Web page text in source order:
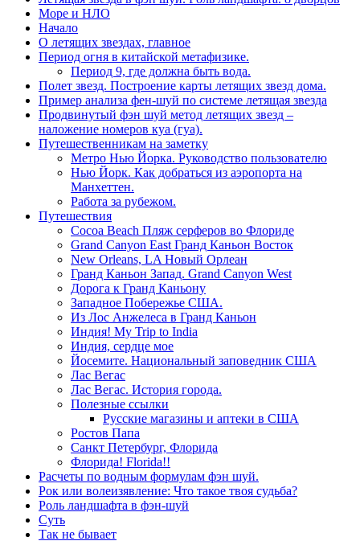
Море и НЛО
Начало
О летящих звездах, главное
Период огня в китайской метафизике.
Период 9, где должна быть вода.
Полет звезд. Построение карты летящих звезд дома.
Пример анализа фен-шуй по системе летящая звезда
Продвинутый фэн шуй метод летящих звезд –
наложение номеров куа (гуа).
Путешественникам на заметку
Метро Нью Йорка. Руководство пользователю
Нью Йорк. Как добраться из аэропорта на
Манхеттен.
Работа за рубежом.
Путешествия
Cocoa Beach Пляж серферов во Флориде
Grand Canyon East Гранд Каньон Восток
New Orleans, LA Новый Орлеан
Гранд Каньон Запад. Grand Canyon West
Дорога к Гранд Каньону
Западное Побережье США.
Из Лос Анжелеса в Гранд Каньон
Индия! My Trip to India
Индия, сердце мое
Йосемите. Национальный заповедник США
Лас Вегас
Лас Вегас. История города.
Полезные ссылки
Русские магазины и аптеки в США
Ростов Папа
Санкт Петербург, Флорида
Флорида! Florida!!
Расчеты по водным формулам фэн шуй.
Рок или волеизявление: Что такое твоя судьба?
Роль ландшафта в фэн-шуй
Суть
Так не бывает